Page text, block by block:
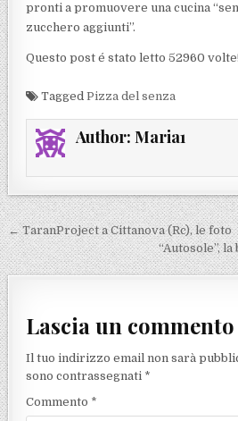
pronti a promuovere una cucina
zucchero aggiunti”.
Questo post é stato letto 52960 volte!
TaggedPizza del senza
Author: Maria1
Navigazione
← TaranProject a Cittanova (Rc), le foto
“Autosole”,
Lascia un commento
Il tuo indirizzo email non sarà
sono contrassegnati *
Commento *